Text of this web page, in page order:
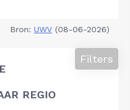
Bron: UWV (08-06-2026)
REGIO
Filters